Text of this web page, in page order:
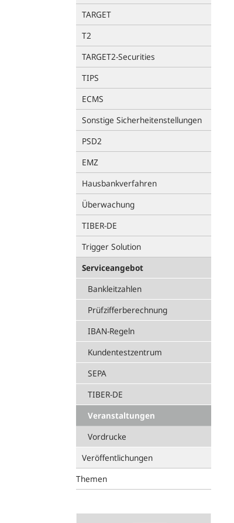
TARGET
T2
TARGET2-Securities
TIPS
ECMS
Sonstige Sicherheitenstellungen
PSD2
EMZ
Hausbankverfahren
Überwachung
TIBER-DE
Trigger Solution
Serviceangebot
Bankleitzahlen
Prüfzifferberechnung
IBAN-Regeln
Kundentestzentrum
SEPA
TIBER-DE
Veranstaltungen
Vordrucke
Veröffentlichungen
Themen